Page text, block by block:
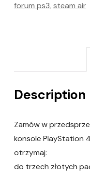
forum ps3, steam air
Description
Zamów w
konsole PlayStation
otrzymaj:
do trzech złotych